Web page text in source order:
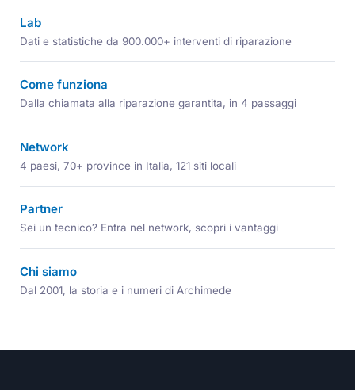
Lab
Dati e statistiche da 900.000+ interventi di riparazione
Come funziona
Dalla chiamata alla riparazione garantita, in 4 passaggi
Network
4 paesi, 70+ province in Italia, 121 siti locali
Partner
Sei un tecnico? Entra nel network, scopri i vantaggi
Chi siamo
Dal 2001, la storia e i numeri di Archimede